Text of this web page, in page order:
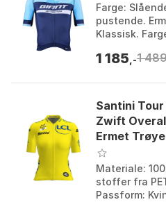
Farge:
pustende.
Klassisk.
1 185 ,-1
Santini Tour
Zwift
Ermet Trøye
Materiale:
stoffer fra
Passform: